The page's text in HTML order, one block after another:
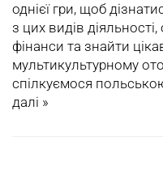
однієї гри, щоб
з цих видів
фінанси та знайти
мультикультурному
спілкуємося
далі »